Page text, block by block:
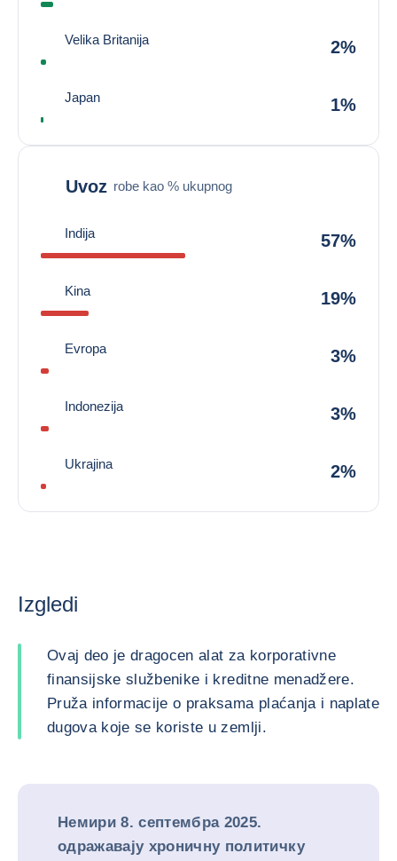
Velika Britanija 2%
Japan 1%
Uvoz robe kao % ukupnog
Indija 57%
Kina 19%
Evropa 3%
Indonezija 3%
Ukrajina 2%
Izgledi
Ovaj deo je dragocen alat za korporativne
finansijske službenike i kreditne menadžere.
Pruža informacije o praksama plaćanja i naplate
dugova koje se koriste u zemlji.
Немири 8. септембра 2025.
одражавају хроничну политичку